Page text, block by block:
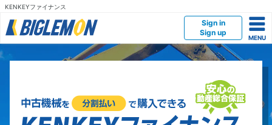
KENKEYファイナンス
Sign in
Sign up